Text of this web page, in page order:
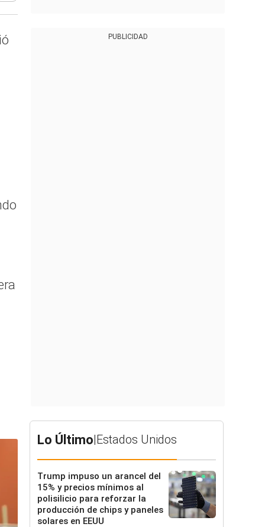
PUBLICIDAD
Lo Último|Estados Unidos
Trump impuso un arancel del
15% y precios mínimos al
polisilicio para reforzar la
producción de chips y paneles
solares en EEUU